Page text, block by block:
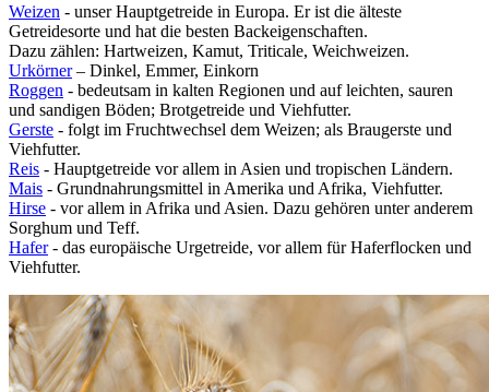
Weizen - unser Hauptgetreide in Europa. Er ist die älteste
Getreidesorte und hat die besten Backeigenschaften.
Dazu zählen: Hartweizen, Kamut, Triticale, Weichweizen.
Urkörner– Dinkel, Emmer, Einkorn
Roggen - bedeutsam in kalten Regionen und auf leichten, sauren
und sandigen Böden; Brotgetreide und Viehfutter.
Gerste - folgt im Fruchtwechsel dem Weizen; als Braugerste und
Viehfutter.
Reis - Hauptgetreide vor allem in Asien und tropischen Ländern.
Mais - Grundnahrungsmittel in Amerika und Afrika, Viehfutter.
Hirse - vor allem in Afrika und Asien. Dazu gehören unter anderem
Sorghum und Teff.
Hafer- das europäische Urgetreide, vor allem für Haferflocken und
Viehfutter.